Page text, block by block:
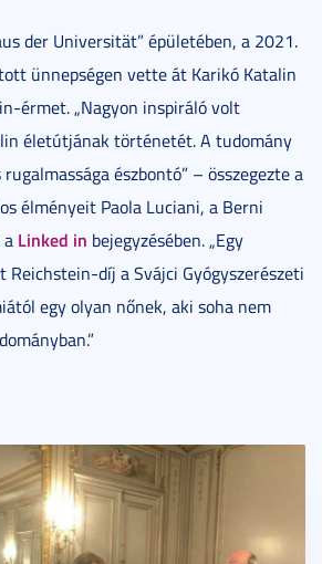
der Universität” épületében, a 2021.
ünnepségen vette át Karikó Katalin
érmet. „Nagyon inspiráló volt
életútjának történetét. A tudomány
észbontó” – összegezte a
élményeit Paola Luciani, a Berni
a Linked in bejegyzésében. „Egy
Reichstein-díj a Svájci Gyógyszerészeti
egy olyan nőnek, aki soha nem